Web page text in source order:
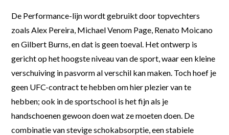
De Performance-lijn wordt gebruikt door topvechters
zoals Alex Pereira, Michael Venom Page, Renato Moicano
en Gilbert Burns, en dat is geen toeval. Het ontwerp is
gericht op het hoogste niveau van de sport, waar een kleine
verschuiving in pasvorm al verschil kan maken. Toch hoef je
geen UFC-contract te hebben om hier plezier van te
hebben; ook in de sportschool is het fijn als je
handschoenen gewoon doen wat ze moeten doen. De
combinatie van stevige schokabsorptie, een stabiele